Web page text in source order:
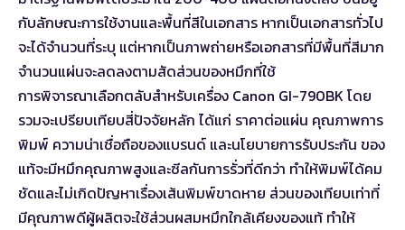
กับลักษณะการใช้งานและพื้นที่สีในเอกสาร หากเป็นเอกสารทั่วไป
จะได้จำนวนที่ระบุ แต่หากเป็นภาพถ่ายหรือเอกสารที่มีพื้นที่สีมาก
จำนวนแผ่นจะลดลงตามสัดส่วนของหมึกที่ใช้
การพิจารณาเลือกตลับสำหรับเครื่อง Canon GI-790BK โดย
รวมจะเปรียบเทียบสี่ปัจจัยหลัก ได้แก่ ราคาต่อแผ่น คุณภาพการ
พิมพ์ ความน่าเชื่อถือของแบรนด์ และนโยบายการรับประกัน ของ
แท้จะมีหมึกคุณภาพสูงและซีลกันการรั่วที่ดีกว่า ทำให้พิมพ์ได้คม
ชัดและไม่เกิดปัญหาเรื่องเส้นพิมพ์ขาดหาย ส่วนของเทียบเท่าที่
มีคุณภาพดีผู้ผลิตจะใช้ส่วนผสมหมึกใกล้เคียงของแท้ ทำให้